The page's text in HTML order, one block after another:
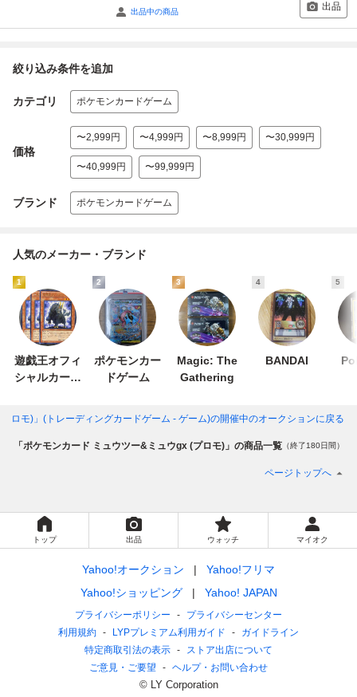
出品中の商品 出品
絞り込み条件を追加
カテゴリ ポケモンカードゲーム
価格
〜2,999円 〜4,999円 〜8,999円 〜30,999円
〜40,999円 〜99,999円
ブランド ポケモンカードゲーム
人気のメーカー・ブランド
1
遊戯王オフィ
シャルカード
ズ
2
ポケモンカー
ドゲーム
3
Magic: The
Gathering
4
BANDAI
5
ロモ)」(トレーディングカードゲーム - ゲーム)の開催中のオークションに戻る
「ポケモンカード ミュウツー&ミュウgx (プロモ)」の商品一覧 （終了180日間）
ページトップへ
トップ 出品 ウォッチ マイオク
Yahoo!オークション
Yahoo!フリマ
Yahoo!ショッピング
Yahoo! JAPAN
プライバシーポリシー
プライバシーセンター
利用規約
LYPプレミアム利用ガイド
ガイドライン
特定商取引法の表示
ストア出店について
ご意見・ご要望
ヘルプ・お問い合わせ
© LY Corporation